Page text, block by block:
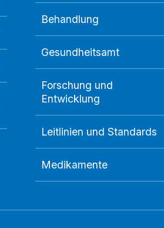
Behandlung
Gesundheitsamt
Forschung und
Entwicklung
Leitlinien und Standards
Medikamente